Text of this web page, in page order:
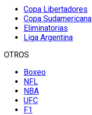
Copa Libertadores
Copa Sudamericana
Eliminatorias
Liga Argentina
OTROS
Boxeo
NFL
NBA
UFC
F1